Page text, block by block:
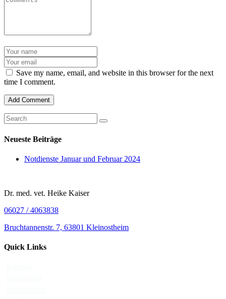
Save my name, email, and website in this browser for the next
time I comment.
Neueste Beiträge
Notdienste Januar und Februar 2024
Dr. med. vet. Heike Kaiser
06027 / 4063838
Bruchtannenstr. 7, 63801 Kleinostheim
Quick Links